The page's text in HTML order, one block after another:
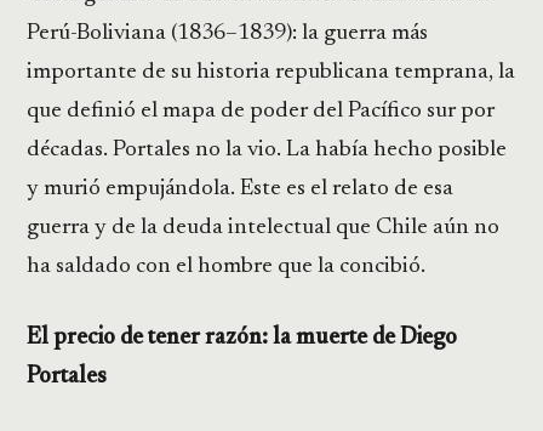
Perú-Boliviana (1836–1839): la guerra más
importante de su historia republicana temprana, la
que definió el mapa de poder del Pacífico sur por
décadas. Portales no la vio. La había hecho posible
y murió empujándola. Este es el relato de esa
guerra y de la deuda intelectual que Chile aún no
ha saldado con el hombre que la concibió.
El precio de tener razón: la muerte de Diego
Portales